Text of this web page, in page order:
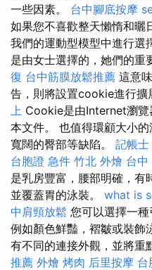
一些因素。 台中腳底按摩
如果您不喜歡整天懶惰和曬
我們的運動型模型中進行選
是由女士選擇的，她們的重
復 台中筋膜放鬆推薦 這意
告，則將設置cookie進行擴
上 Cookie是由Internet瀏覽
本文件。 也值得環顧大小
寬闊的臀部等缺陷。 記帳
台胞證 急件 竹北 外燴 台中
是乳房豐富，腰部明確，有
並覆蓋胃的泳裝。 what is
中肩頸放鬆 您可以選擇一種
例如顏色鮮豔，褶皺或裝飾
有不同的連接外觀，並將重
推薦 外燴 烤肉 后里按摩 台